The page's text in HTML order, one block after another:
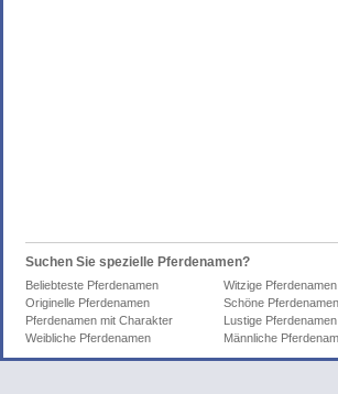
Suchen Sie spezielle Pferdenamen?
Beliebteste Pferdenamen Witzige Pferdenamen
Originelle Pferdenamen
Schöne Pferdenamen
Pferdenamen mit Charakter
Lustige Pferdenamen
Weibliche Pferdenamen
Männliche